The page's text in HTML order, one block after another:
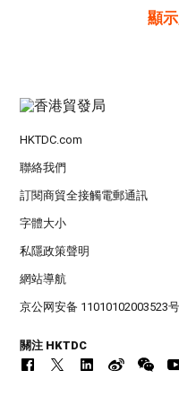
顯
HKTDC.com
聯絡我們
訂閱商貿全接觸電郵通訊
字體大小
私隱政策聲明
網站導航
京公网安备 11010102003523号
關注 HKTDC